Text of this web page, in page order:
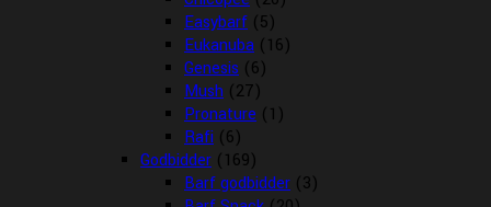
Easybarf (5)
Eukanuba (16)
Genesis (6)
Mush (27)
Pronature (1)
Rafi (6)
Godbidder (169)
Barf godbidder (3)